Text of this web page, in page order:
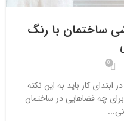
ساختمان با رنگ
0
کار باید به این نکته
چه فضاهایی در ساختمان